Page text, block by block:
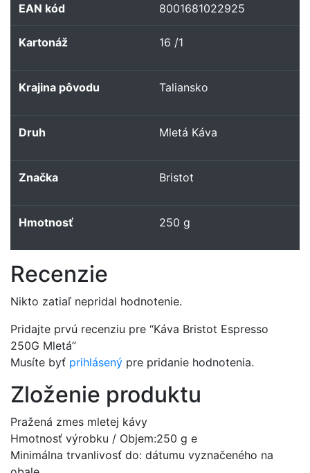
EAN kód 8001681022925
Kartonáž 16 /1
Krajina pôvodu Taliansko
Druh Mletá Káva
Značka Bristot
Hmotnosť 250 g
Recenzie
Nikto zatiaľ nepridal hodnotenie.
Pridajte prvú recenziu pre “Káva Bristot Espresso
250G Mletá”
Musíte byť prihlásený pre pridanie hodnotenia.
Zloženie produktu
Pražená zmes mletej kávy
Hmotnosť výrobku / Objem:250 g e
Minimálna trvanlivosť do: dátumu vyznačeného na